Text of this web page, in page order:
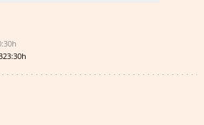
23:30h